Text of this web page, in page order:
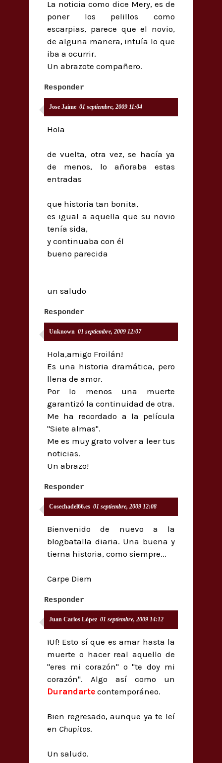
La noticia como dice Mery, es de
poner los pelillos como
escarpias, parece que el novio,
de alguna manera, intuía lo que
iba a ocurrir.
Un abrazote compañero.
Responder
Jose Jaime 01 septiembre, 2009 11:04
Hola
de vuelta, otra vez, se hacía ya
de menos, lo añoraba estas
entradas
que historia tan bonita,
es igual a aquella que su novio
tenía sida,
y continuaba con él
bueno parecida
un saludo
Responder
Unknown 01 septiembre, 2009 12:07
Hola,amigo Froilán!
Es una historia dramática, pero
llena de amor.
Por lo menos una muerte
garantizó la continuidad de otra.
Me ha recordado a la película
"Siete almas".
Me es muy grato volver a leer tus
noticias.
Un abrazo!
Responder
Cosechadel66.es 01 septiembre, 2009 12:08
Bienvenido de nuevo a la
blogbatalla diaria. Una buena y
tierna historia, como siempre...
Carpe Diem
Responder
Juan Carlos López 01 septiembre, 2009 14:12
¡Uf! Esto sí que es amar hasta la
muerte o hacer real aquello de
"eres mi corazón" o "te doy mi
corazón". Algo así como un
Durandarte contemporáneo.
Bien regresado, aunque ya te leí
en Chupitos.
Un saludo.